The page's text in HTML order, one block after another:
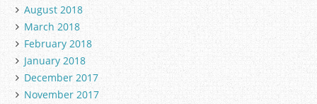
August 2018
March 2018
February 2018
January 2018
December 2017
November 2017